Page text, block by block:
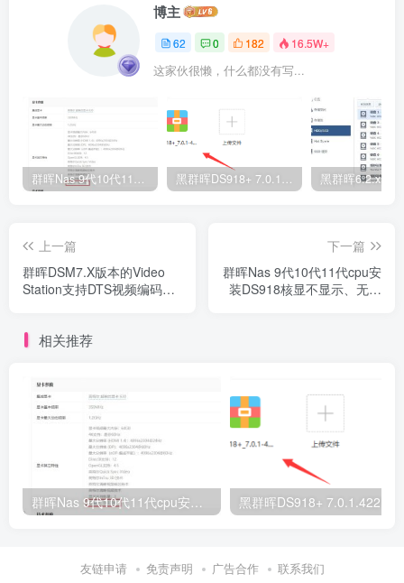
博主
62 0 182 16.5W+
这家伙很懒，什么都没有写...
群晖Nas 9代10代11代cpu安装DS918核显不显示、无法硬解的设置说明（支持DSM6.X和DSM7.X，支持虚拟机环境） 黑群晖DS918+ 7.0.1.42218二合一引导镜像（附下载地址）
上一篇
群晖DSM7.X版本的Video
Station支持DTS视频编码和
下一篇
群晖Nas 9代10代11代cpu安
装DS918核显不显示、无法
相关推荐
群晖Nas 9代10代11代cpu安装DS918核显不显示、无法硬解的设置说明（支持DSM6.X和DSM7.X，支持虚拟机环境）
友链申请 免责声明 广告合作 联系我们